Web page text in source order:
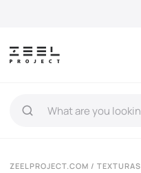
ZEELPROJECT.COM / TEXTURAS